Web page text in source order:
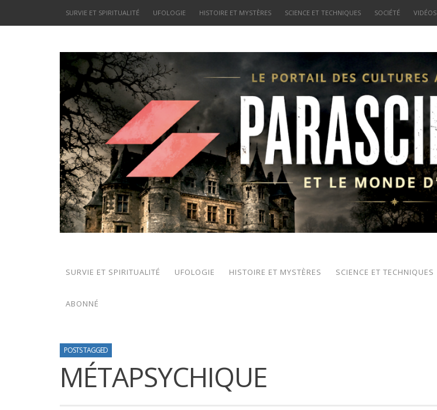
SURVIE ET SPIRITUALITÉ UFOLOGIE HISTOIRE ET MYSTÈRES SCIENCE ET TECHNIQUES SOCIÉTÉ VIDÉOS
SURVIE ET SPIRITUALITÉ UFOLOGIE HISTOIRE ET MYSTÈRES SCIENCE ET TECHNIQUES
ABONNÉ
POSTS TAGGED
MÉTAPSYCHIQUE